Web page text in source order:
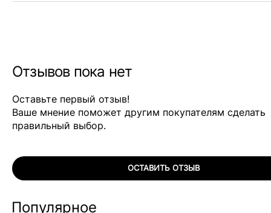
Отзывов пока нет
Оставьте первый отзыв!
Ваше мнение поможет другим покупателям сделать
правильный выбор.
ОСТАВИТЬ ОТЗЫВ
Популярное